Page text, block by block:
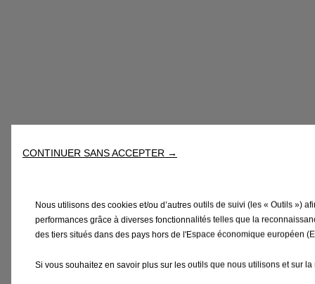
CONTINUER SANS ACCEPTER →
Nous utilisons des cookies et/ou d’autres outils de suivi (les « Outils »)
performances grâce à diverses fonctionnalités telles que la
des tiers situés dans des pays hors de l'Espace économique européen
Si vous souhaitez en savoir plus sur les outils que nous utilisons et sur